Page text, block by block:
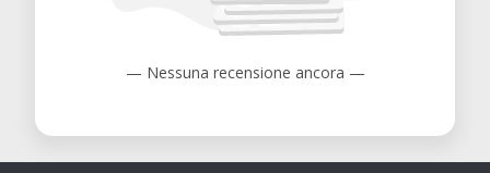
— Nessuna recensione ancora —